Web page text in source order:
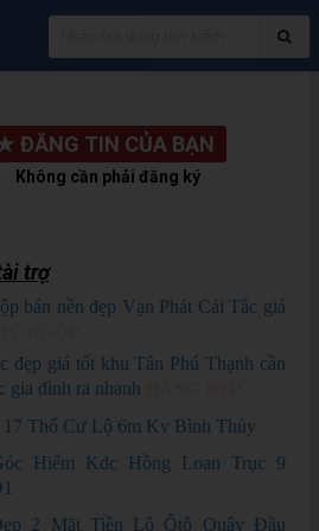
ĐĂNG TIN CỦA BẠN
Không cần phải đăng ký
trợ
bán nền đẹp Vạn Phát Cái Tắc giá
đẹp giá tốt khu Tân Phú Thạnh cần
gia đình ra nhanh
17 Thổ Cư Lộ 6m Kv Bình Thủy
Hiếm Kdc Hồng Loan Trục 9
2 Mặt Tiền Lộ Ôtô Quây Đầu